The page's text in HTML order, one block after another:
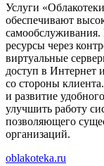
Услуги
обеспечивают
самообслуживания.
ресурсы через
виртуальные
доступ в Интернет
со стороны
и развитие
улучшить работу
позволяющего
организаций.
oblakoteka.ru